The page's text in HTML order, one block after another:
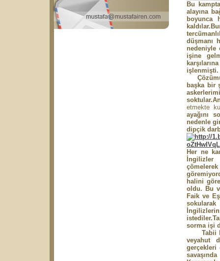
Bu
alayına
boyunca
düşmanı
nedeniyle
işine
işlenmişti.
Çözümü
başka bir
etmekte
ayağını
nedenle
dipçik
Her ne
İngilizler
halini
oldu. Bu
Faik ve
sokularak
sorma
Tabii bu
veyahut
gerçekleri